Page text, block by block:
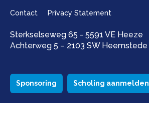
Contact Privacy Statement
Sterkselseweg 65 - 5591 VE Heeze
Achterweg 5 – 2103 SW Heemstede
Sponsoring Scholing aanmelden